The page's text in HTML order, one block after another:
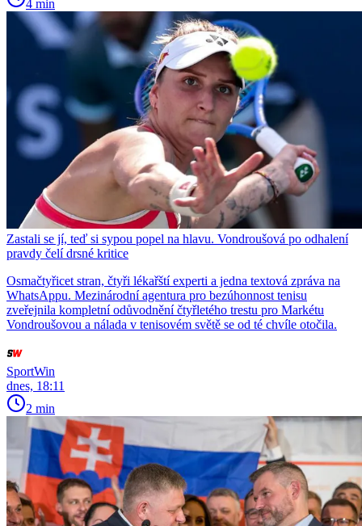
4 min
Zastali se jí, teď si sypou popel na hlavu. Vondroušová po odhalení
pravdy čelí drsné kritice
Osmačtyřicet stran, čtyři lékařští experti a jedna textová zpráva na
WhatsAppu. Mezinárodní agentura pro bezúhonnost tenisu
zveřejnila kompletní odůvodnění čtyřletého trestu pro Markétu
Vondroušovou a nálada v tenisovém světě se od té chvíle otočila.
SportWin
dnes, 18:11
2 min